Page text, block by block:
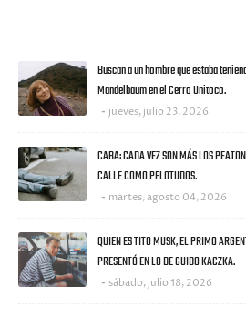
Buscan a un hombre que estaba
Mandelbaum en el Cerro Unitoco.
jueves, julio 23, 2026
CABA: CADA VEZ SON MÁS LOS
CALLE COMO PELOTUDOS.
martes, agosto 04, 2026
QUIEN ES TITO MUSK, EL PRIMO
PRESENTÓ EN LO DE GUIDO KACZKA.
sábado, julio 18, 2026